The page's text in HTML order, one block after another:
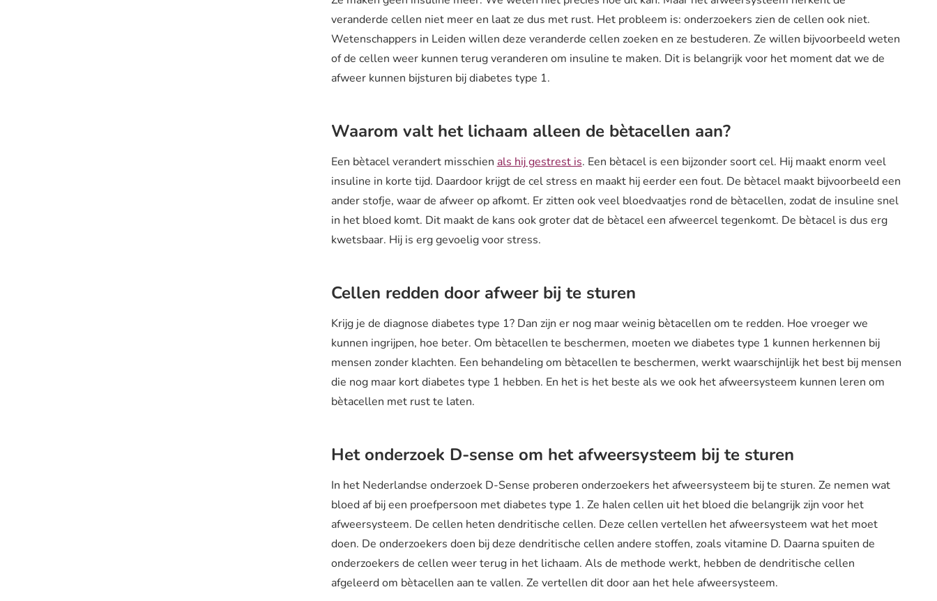
veranderde cellen niet meer en laat ze dus met rust. Het probleem is: onderzoekers zien de cellen ook niet.
Wetenschappers in Leiden willen deze veranderde cellen zoeken en ze bestuderen. Ze willen bijvoorbeeld weten
of de cellen weer kunnen terug veranderen om insuline te maken. Dit is belangrijk voor het moment dat we de
afweer kunnen bijsturen bij diabetes type 1.
Waarom valt het lichaam alleen de bètacellen aan?
Een bètacel verandert misschien als hij gestrest is. Een bètacel is een bijzonder soort cel. Hij maakt enorm veel
insuline in korte tijd. Daardoor krijgt de cel stress en maakt hij eerder een fout. De bètacel maakt bijvoorbeeld een
ander stofje, waar de afweer op afkomt. Er zitten ook veel bloedvaatjes rond de bètacellen, zodat de insuline snel
in het bloed komt. Dit maakt de kans ook groter dat de bètacel een afweercel tegenkomt. De bètacel is dus erg
kwetsbaar. Hij is erg gevoelig voor stress.
Cellen redden door afweer bij te sturen
Krijg je de diagnose diabetes type 1? Dan zijn er nog maar weinig bètacellen om te redden. Hoe vroeger we
kunnen ingrijpen, hoe beter. Om bètacellen te beschermen, moeten we diabetes type 1 kunnen herkennen bij
mensen zonder klachten. Een behandeling om bètacellen te beschermen, werkt waarschijnlijk het best bij mensen
die nog maar kort diabetes type 1 hebben. En het is het beste als we ook het afweersysteem kunnen leren om
bètacellen met rust te laten.
Het onderzoek D-sense om het afweersysteem bij te sturen
In het Nederlandse onderzoek D-Sense proberen onderzoekers het afweersysteem bij te sturen. Ze nemen wat
bloed af bij een proefpersoon met diabetes type 1. Ze halen cellen uit het bloed die belangrijk zijn voor het
afweersysteem. De cellen heten dendritische cellen. Deze cellen vertellen het afweersysteem wat het moet
doen. De onderzoekers doen bij deze dendritische cellen andere stoffen, zoals vitamine D. Daarna spuiten de
onderzoekers de cellen weer terug in het lichaam. Als de methode werkt, hebben de dendritische cellen
afgeleerd om bètacellen aan te vallen. Ze vertellen dit door aan het hele afweersysteem.